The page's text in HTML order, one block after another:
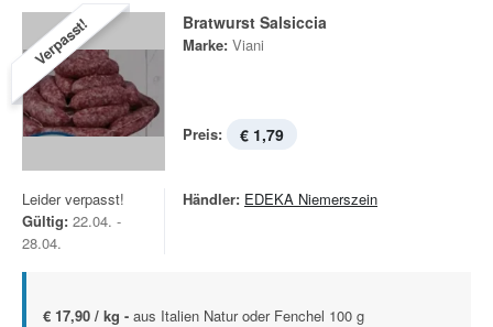
Verpasst! Bratwurst Salsiccia
Marke: Viani
Preis: € 1,79
Leider verpasst!
Gültig: 22.04. -
28.04.
Händler: EDEKA Niemerszein
€ 17,90 / kg - aus Italien Natur oder Fenchel 100 g